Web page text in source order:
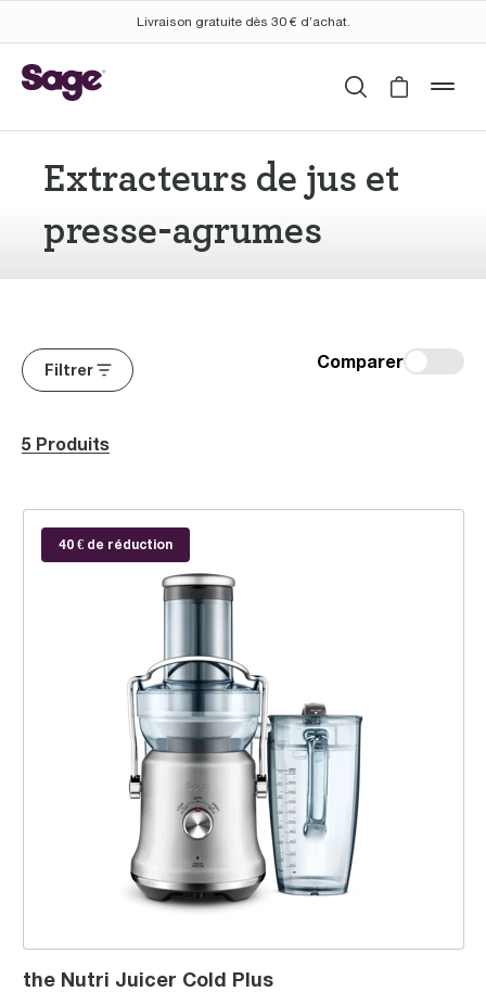
Livraison gratuite dès 30 € d’achat.
Rechercher
Cart is
Extracteurs de jus et
presse-agrumes
Filtrer Comparer
5 Produits
the Nutri Juicer Cold Plus
40 € de réduction
the Nutri Juicer Cold Plus